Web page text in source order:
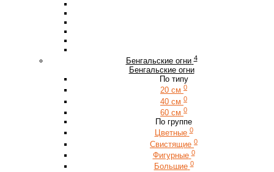
Бенгальские огни 4
Бенгальские огни
По типу
20 см 0
40 см 0
60 см 0
По группе
Цветные 0
Свистящие 0
Фигурные 0
Большие 0